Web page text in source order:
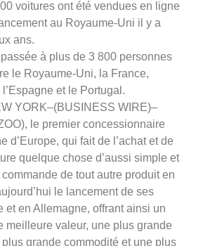
voitures ont été vendues en ligne
au Royaume-Uni il y a
ans.
passée à plus de 3 800 personnes
le Royaume-Uni, la France,
l’Espagne et le Portugal.
YORK–(BUSINESS WIRE)–
le premier concessionnaire
d’Europe, qui fait de l’achat et de
quelque chose d’aussi simple et
de tout autre produit en
le lancement de ses
et en Allemagne, offrant ainsi un
meilleure valeur, une plus grande
grande commodité et une plus